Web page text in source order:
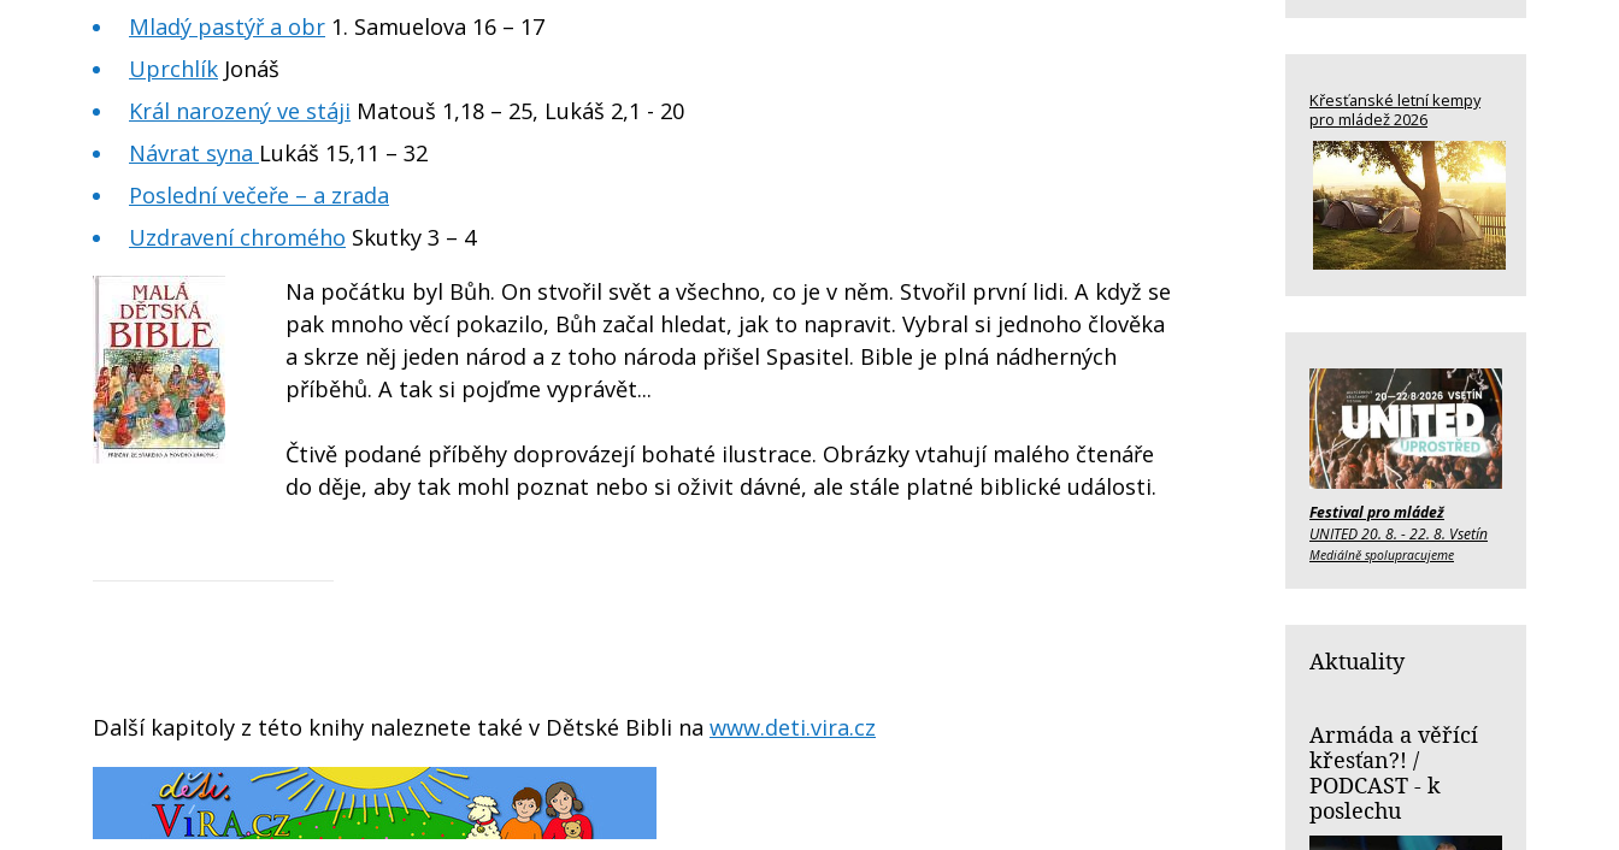
Mladý pastýř a obr 1. Samuelova 16 – 17
Uprchlík Jonáš
Král narozený ve stáji Matouš 1,18 – 25, Lukáš 2,1 - 20
Návrat syna Lukáš 15,11 – 32
Poslední večeře – a zrada
Uzdravení chromého Skutky 3 – 4
Na počátku byl Bůh. On stvořil svět a všechno, co je v něm. Stvořil první lidi. A když se
pak mnoho věcí pokazilo, Bůh začal hledat, jak to napravit. Vybral si jednoho člověka
a skrze něj jeden národ a z toho národa přišel Spasitel. Bible je plná nádherných
příběhů. A tak si pojďme vyprávět...
Čtivě podané příběhy doprovázejí bohaté ilustrace. Obrázky vtahují malého čtenáře
do děje, aby tak mohl poznat nebo si oživit dávné, ale stále platné biblické události.
Další kapitoly z této knihy naleznete také v Dětské Bibli na www.deti.vira.cz
Křesťanské letní kempy
pro mládež 2026
Festival pro mládež
UNITED 20. 8. - 22. 8. Vsetín
Mediálně spolupracujeme
Aktuality
Armáda a věřící
křesťan?! /
PODCAST - k
poslechu